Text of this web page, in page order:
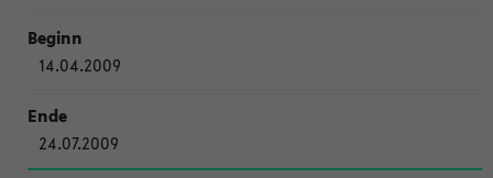
14.04.2009
24.07.2009